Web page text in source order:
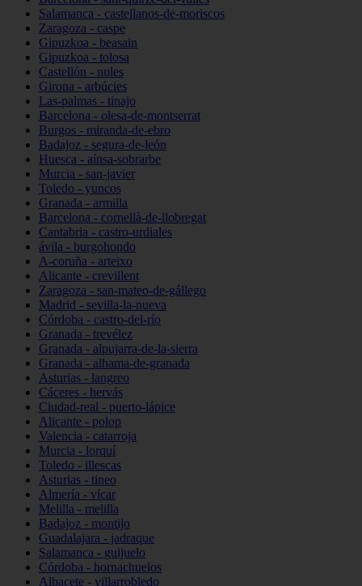
Salamanca - castellanos-de-moriscos
Zaragoza - caspe
Gipuzkoa - beasain
Gipuzkoa - tolosa
Castellón - nules
Girona - arbúcies
Las-palmas - tinajo
Barcelona - olesa-de-montserrat
Burgos - miranda-de-ebro
Badajoz - segura-de-león
Huesca - aínsa-sobrarbe
Murcia - san-javier
Toledo - yuncos
Granada - armilla
Barcelona - cornellà-de-llobregat
Cantabria - castro-urdiales
ávila - burgohondo
A-coruña - arteixo
Alicante - crevillent
Zaragoza - san-mateo-de-gállego
Madrid - sevilla-la-nueva
Córdoba - castro-del-río
Granada - trevélez
Granada - alpujarra-de-la-sierra
Granada - alhama-de-granada
Asturias - langreo
Cáceres - hervás
Ciudad-real - puerto-lápice
Alicante - polop
Valencia - catarroja
Murcia - lorquí
Toledo - illescas
Asturias - tineo
Almería - vícar
Melilla - melilla
Badajoz - montijo
Guadalajara - jadraque
Salamanca - guijuelo
Córdoba - hornachuelos
Albacete - villarrobledo